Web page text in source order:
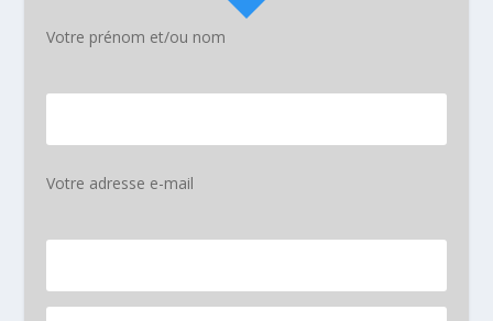
Votre prénom et/ou nom
Votre adresse e-mail